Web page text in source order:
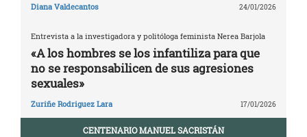
Diana Valdecantos 24/01/2026
Entrevista a la investigadora y politóloga feminista Nerea Barjola
«A los hombres se los infantiliza para que
no se responsabilicen de sus agresiones
sexuales»
Zuriñe Rodriguez Lara 17/01/2026
CENTENARIO MANUEL SACRISTÁN